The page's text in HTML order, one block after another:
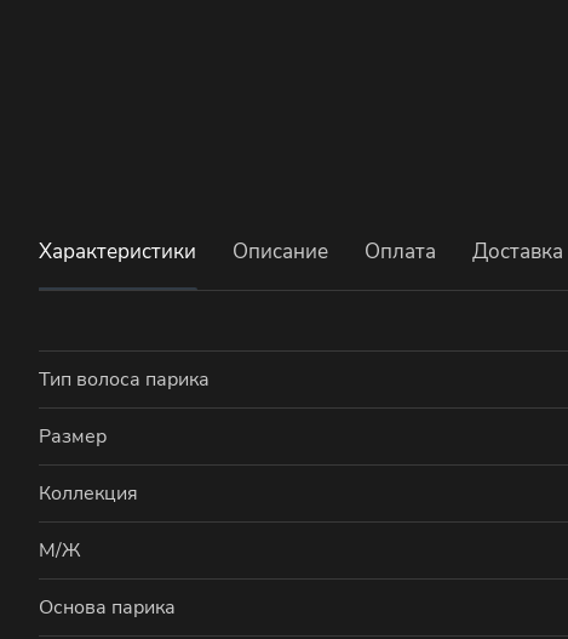
Характеристики Описание Оплата Доставка
Тип волоса парика
Размер
Коллекция
М/Ж
Основа парика